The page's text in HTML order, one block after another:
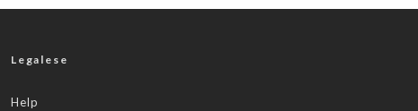
Legalese
Help